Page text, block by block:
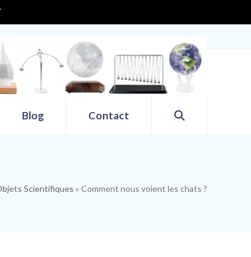
Blog Contact
Scientifiques » Comment nous voient les chats ?